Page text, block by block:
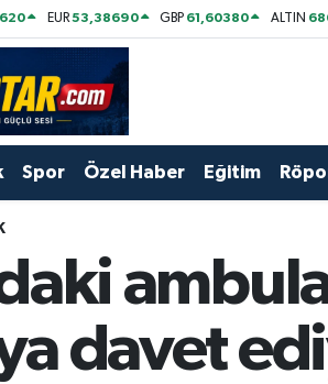
EUR53,38690 GBP 61,60380 ALTIN
Spor Özel Haber Eğitim
davet